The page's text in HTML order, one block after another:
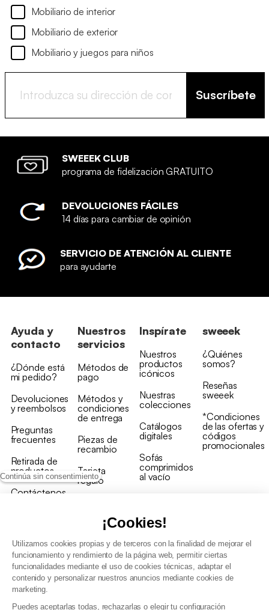
Continúa sin consentimiento
¡Cookies!
Utilizamos cookies propias y de terceros con la finalidad de mejorar el
funcionamiento y rendimiento de la página web, permitir ciertas
funcionalidades mediante el uso de cookies técnicas, adaptar el
contenido y personalizar nuestros anuncios mediante cookies de
marketing.
Puedes aceptarlas todas, rechazarlas o elegir tu configuración
Mobiliario de interior
Mobiliario de exterior
Mobiliario y juegos para niños
Suscríbete
SWEEEK CLUB
programa de fidelización GRATUITO
DEVOLUCIONES FÁCILES
14 días para cambiar de opinión
SERVICIO DE ATENCIÓN AL CLIENTE
para ayudarte
Ayuda y
contacto
¿Dónde está
mi pedido?
Devoluciones
y reembolsos
Preguntas
frecuentes
Retirada de
productos
Contáctenos
Nuestros
servicios
Métodos de
pago
Métodos y
condiciones
de entrega
Piezas de
recambio
Tarjeta
regalo
Inspírate
Nuestros
productos
icónicos
Nuestras
colecciones
Catálogos
digitales
Sofás
comprimidos
al vacío
sweeek
¿Quiénes
somos?
Reseñas
sweeek
*Condiciones
de las ofertas y
códigos
promocionales